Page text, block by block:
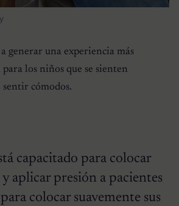
generar una experiencia más
los niños que se sienten
sentir cómodos.
capacitado para colocar
y aplicar presión a pacientes
colocar suavemente sus